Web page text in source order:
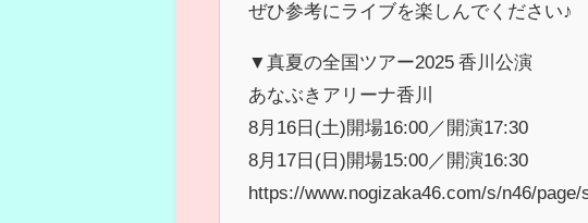
ぜひ参考にライブを楽しんでください♪
▼真夏の全国ツアー2025 香川公演
あなぶきアリーナ香川
8月16日(土)開場16:00／開演17:30
8月17日(日)開場15:00／開演16:30
https://www.nogizaka46.com/s/n46/page/